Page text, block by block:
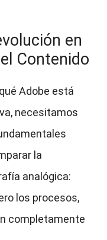
en
Contenido
Adobe está
necesitamos
la
analógica:
los procesos,
completamente